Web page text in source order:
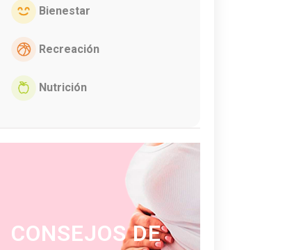
Bienestar
Recreación
Nutrición
CONSEJOS DE